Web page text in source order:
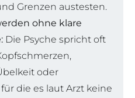
Grenzen austesten.
ohne klare
Die Psyche spricht oft
oder
die es laut Arzt keine